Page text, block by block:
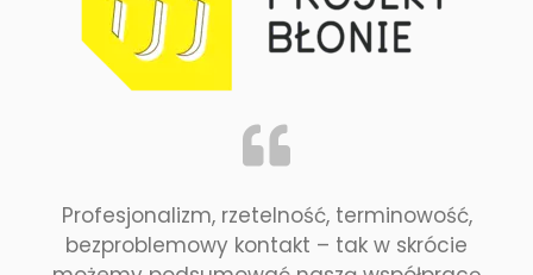
Profesjonalizm, rzetelność, terminowość,
bezproblemowy kontakt – tak w skrócie